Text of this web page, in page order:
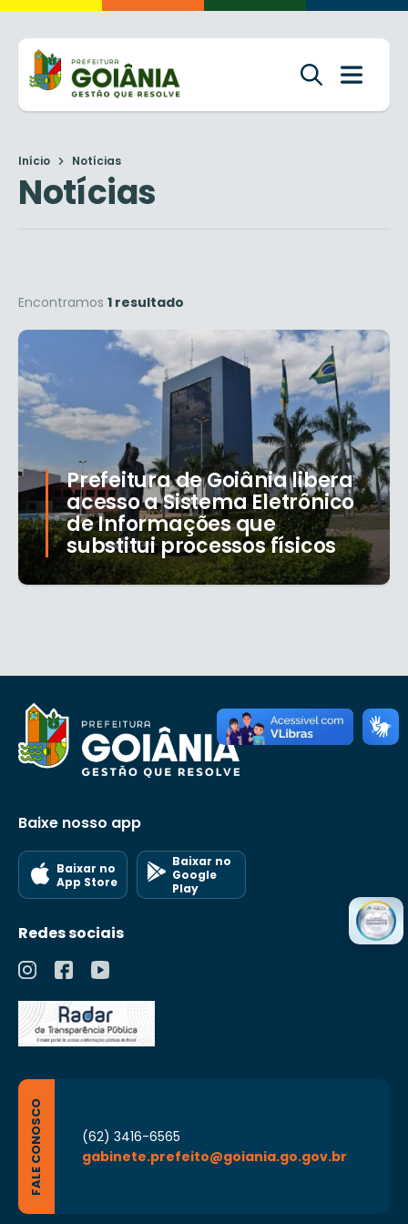
Início Notícias
Notícias
Encontramos 1 resultado
Prefeitura de Goiânia libera
acesso a Sistema Eletrônico
de Informações que
substitui processos físicos
Baixe nosso app
Baixar no
App Store
Baixar no
Google
Play
Redes sociais
FALE CONOSCO
(62) 3416-6565
gabinete.prefeito@goiania.go.gov.br